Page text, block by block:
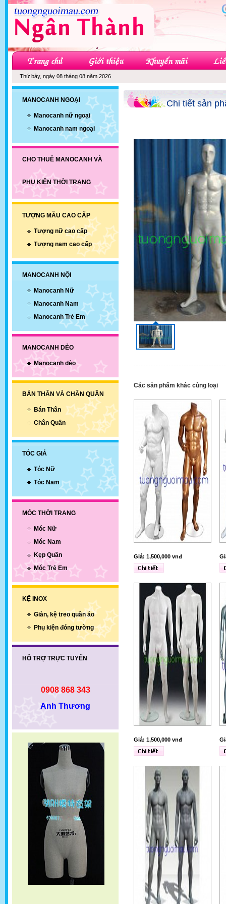
Thứ bảy, ngày 08 tháng 08 năm 2026
MANOCANH NGOẠI
Manocanh nữ ngoại
Manocanh nam ngoại
CHO THUÊ MANOCANH VÀ
PHỤ KIỆN THỜI TRANG
TƯỢNG MẪU CAO CẤP
Tượng nữ cao cấp
Tượng nam cao cấp
MANOCANH NỘI
Manocanh Nữ
Manocanh Nam
Manocanh Trẻ Em
MANOCANH DẺO
Manocanh dẻo
BÁN THÂN VÀ CHÂN QUẦN
Bán Thân
Chân Quần
TÓC GIẢ
Tóc Nữ
Tóc Nam
MÓC THỜI TRANG
Móc Nữ
Móc Nam
Kẹp Quần
Móc Trẻ Em
KỆ INOX
Giàn, kệ treo quần áo
Phụ kiện đóng tường
HỖ TRỢ TRỰC TUYẾN
0908 868 343
Anh Thương
Chi tiết sản
Các sản phẩm khác cùng loại
Giá: 1,500,000 vnđ
Giá: 1,500,000 vnđ